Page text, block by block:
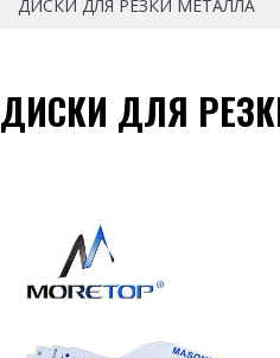
ДИСКИ ДЛЯ РЕЗКИ МЕТАЛЛА
ДИСКИ ДЛЯ